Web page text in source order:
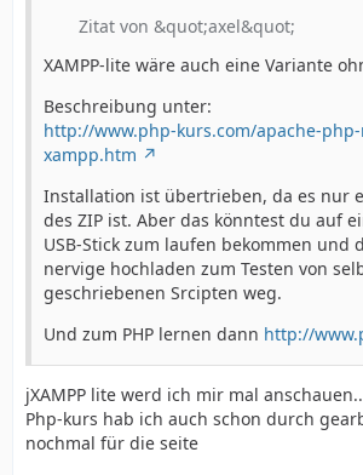
Zitat von &quot;axel&quot;
XAMPP-lite wäre auch eine Variante
Beschreibung unter:
http://www.php-kurs.com/apache-
xampp.htm
Installation ist übertrieben, da es nur
des ZIP ist. Aber das könntest du auf
USB-Stick zum laufen bekommen und
nervige hochladen zum Testen von
geschriebenen Srcipten weg.
Und zum PHP lernen dann http://
jXAMPP lite werd ich mir mal
Php-kurs hab ich auch schon durch
nochmal für die seite